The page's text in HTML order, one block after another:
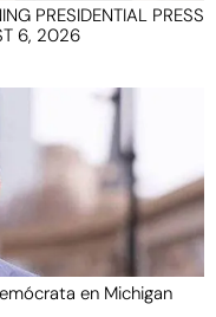
PRESIDENTIAL PRESS
6, 2026
en Michigan